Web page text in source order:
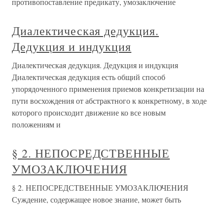
Диалектическая дедукция.
Дедукция и индукция
Диалектическая дедукция. Дедукция и индукция
Диалектическая дедукция есть общий способ
упорядоченного применения приемов конкретизации на
пути восхождения от абстрактного к конкретному, в ходе
которого происходит движение ко все новым
положениям и
§ 2. НЕПОСРЕДСТВЕННЫЕ
УМОЗАКЛЮЧЕНИЯ
§ 2. НЕПОСРЕДСТВЕННЫЕ УМОЗАКЛЮЧЕНИЯ
Суждение, содержащее новое знание, может быть